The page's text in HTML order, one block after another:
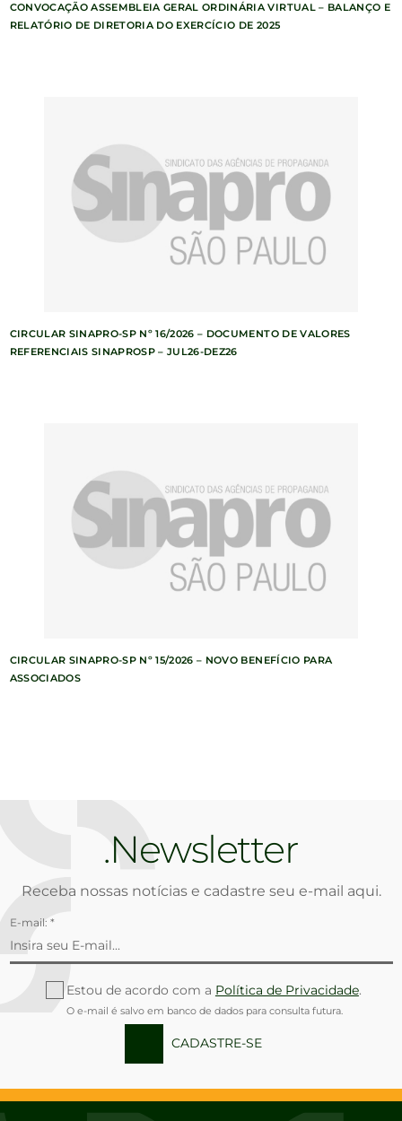
CONVOCAÇÃO ASSEMBLEIA GERAL ORDINÁRIA VIRTUAL – BALANÇO E
RELATÓRIO DE DIRETORIA DO EXERCÍCIO DE 2025
CIRCULAR SINAPRO-SP Nº 16/2026 – DOCUMENTO DE VALORES
REFERENCIAIS SINAPROSP – JUL26-DEZ26
CIRCULAR SINAPRO-SP Nº 15/2026 – NOVO BENEFÍCIO PARA
ASSOCIADOS
Newsletter
Receba nossas notícias e cadastre seu e-mail aqui.
E-mail: *
Estou de acordo com a Política de Privacidade.
O e-mail é salvo em banco de dados para consulta futura.
CADASTRE-SE